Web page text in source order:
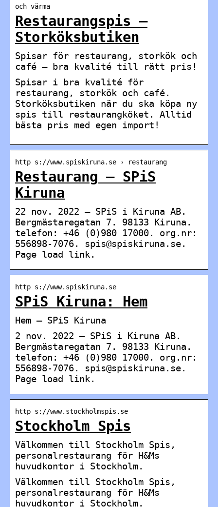
och värma
Restaurangspis –
Storköksbutiken
Spisar för restaurang, storkök och
café – bra kvalité till rätt pris!
Spisar i bra kvalité för
restaurang, storkök och café.
Storköksbutiken när du ska köpa ny
spis till restaurangköket. Alltid
bästa pris med egen import!
http s://www.spiskiruna.se › restaurang
Restaurang – SPiS
Kiruna
22 nov. 2022 — SPiS i Kiruna AB.
Bergmästaregatan 7. 98133 Kiruna.
telefon: +46 (0)980 17000. org.nr:
556898-7076. spis@spiskiruna.se.
Page load link.
http s://www.spiskiruna.se
SPiS Kiruna: Hem
Hem – SPiS Kiruna
2 nov. 2022 — SPiS i Kiruna AB.
Bergmästaregatan 7. 98133 Kiruna.
telefon: +46 (0)980 17000. org.nr:
556898-7076. spis@spiskiruna.se.
Page load link.
http s://www.stockholmspis.se
Stockholm Spis
Välkommen till Stockholm Spis,
personalrestaurang för H&Ms
huvudkontor i Stockholm.
Välkommen till Stockholm Spis,
personalrestaurang för H&Ms
huvudkontor i Stockholm.